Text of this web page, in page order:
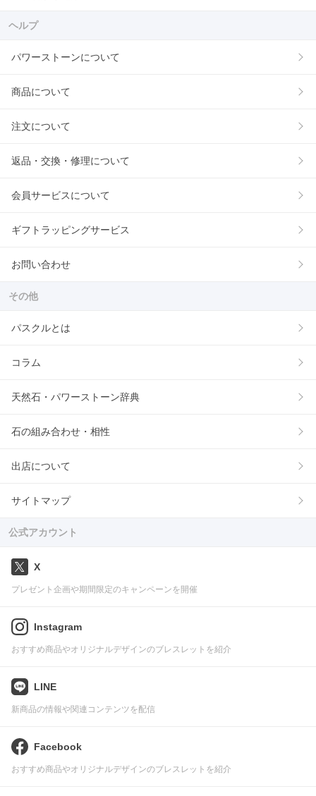
ヘルプ
パワーストーンについて
商品について
注文について
返品・交換・修理について
会員サービスについて
ギフトラッピングサービス
お問い合わせ
その他
パスクルとは
コラム
天然石・パワーストーン辞典
石の組み合わせ・相性
出店について
サイトマップ
公式アカウント
X
プレゼント企画や期間限定のキャンペーンを開催
Instagram
おすすめ商品やオリジナルデザインのブレスレットを紹介
LINE
新商品の情報や関連コンテンツを配信
Facebook
おすすめ商品やオリジナルデザインのブレスレットを紹介